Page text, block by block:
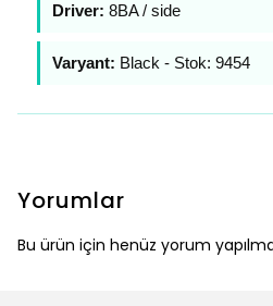
Driver: 8BA / side
Varyant: Black - Stok: 9454
Yorumlar
Bu ürün için henüz yorum